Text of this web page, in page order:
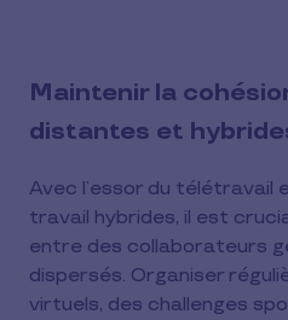
Maintenir la
distantes et
Avec l’essor du télétravail
travail hybrides, il est
entre des collaborateurs
dispersés. Organiser
virtuels, des challenges